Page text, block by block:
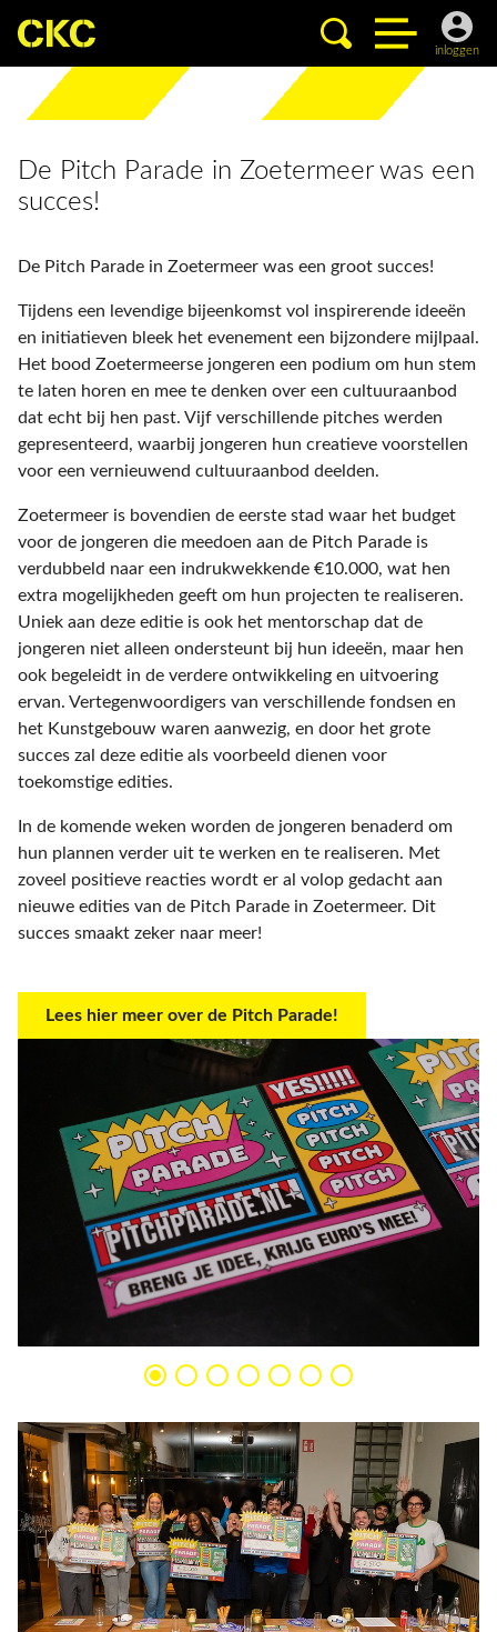
inloggen
De Pitch Parade in Zoetermeer was een
succes!
De Pitch Parade in Zoetermeer was een groot succes!
Tijdens een levendige bijeenkomst vol inspirerende ideeën
en initiatieven bleek het evenement een bijzondere mijlpaal.
Het bood Zoetermeerse jongeren een podium om hun stem
te laten horen en mee te denken over een cultuuraanbod
dat echt bij hen past. Vijf verschillende pitches werden
gepresenteerd, waarbij jongeren hun creatieve voorstellen
voor een vernieuwend cultuuraanbod deelden.
Zoetermeer is bovendien de eerste stad waar het budget
voor de jongeren die meedoen aan de Pitch Parade is
verdubbeld naar een indrukwekkende €10.000, wat hen
extra mogelijkheden geeft om hun projecten te realiseren.
Uniek aan deze editie is ook het mentorschap dat de
jongeren niet alleen ondersteunt bij hun ideeën, maar hen
ook begeleidt in de verdere ontwikkeling en uitvoering
ervan. Vertegenwoordigers van verschillende fondsen en
het Kunstgebouw waren aanwezig, en door het grote
succes zal deze editie als voorbeeld dienen voor
toekomstige edities.
In de komende weken worden de jongeren benaderd om
hun plannen verder uit te werken en te realiseren. Met
zoveel positieve reacties wordt er al volop gedacht aan
nieuwe edities van de Pitch Parade in Zoetermeer. Dit
succes smaakt zeker naar meer!
Lees hier meer over de Pitch Parade!